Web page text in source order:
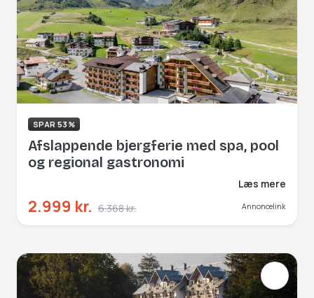
SPAR 53%
Afslappende bjergferie med spa, pool
og regional gastronomi
Læs mere
2.999 kr. 6.368 kr. Annoncelink